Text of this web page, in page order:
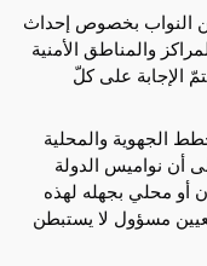
النواب بخصوص إحداث
والمناطق الأمنية
الإجابة على كلّ
الجهوية والمحلية
أن نواميس الدولة
أو محلي بجهله لهذه
مسؤول لا يستبطن